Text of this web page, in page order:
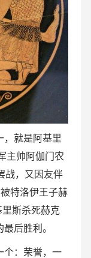
，就是阿基里
主帅阿伽门农
战，又因友伴
特洛伊王子赫
里斯杀死赫克
后胜利。
个：荣誉，一